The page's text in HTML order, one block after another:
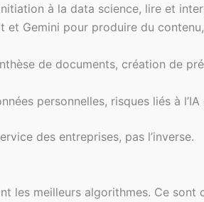
à la data science, lire et
et Gemini pour produire du
de documents, création de
personnelles, risques liés à
des entreprises, pas l’inverse.
les meilleurs algorithmes. Ce